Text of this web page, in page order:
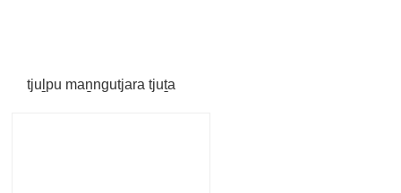
tjuḻpu maṉngutjara tjuṯa